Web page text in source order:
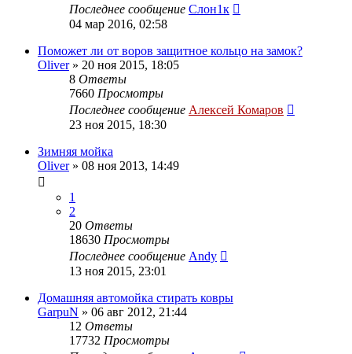
Последнее сообщение Слон1к
04 мар 2016, 02:58
Поможет ли от воров защитное кольцо на замок?
Oliver» 20 ноя 2015, 18:05
8 Ответы
7660 Просмотры
Последнее сообщение Алексей Комаров
23 ноя 2015, 18:30
Зимняя мойка
Oliver» 08 ноя 2013, 14:49
1
2
20 Ответы
18630 Просмотры
Последнее сообщение Andy
13 ноя 2015, 23:01
Домашняя автомойка стирать ковры
GarpuN » 06 авг 2012, 21:44
12 Ответы
17732 Просмотры